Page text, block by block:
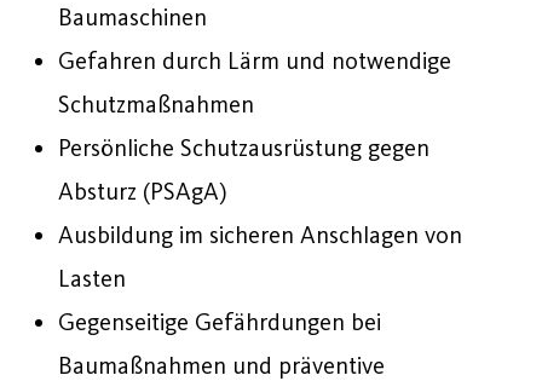
Baumaschinen
Gefahren durch Lärm und notwendige
Schutzmaßnahmen
Persönliche Schutzausrüstung gegen
Absturz (PSAgA)
Ausbildung im sicheren Anschlagen von
Lasten
Gegenseitige Gefährdungen bei
Baumaßnahmen und präventive